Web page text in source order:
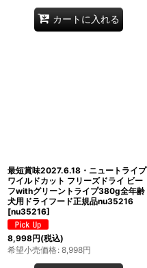
カートに入れる
最短賞味2027.6.18・ニュートライプ
ワイルドカット フリーズドライ ビー
フwithグリーントライプ380g全年齢
犬用ドライフード正規品nu35216
[nu35216]
8,998円(税込)
希望小売価格: 8,998円